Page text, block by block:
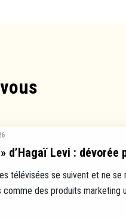
d’Hagaï Levi : dévorée
télévisées se suivent et ne se
comme des produits marketing